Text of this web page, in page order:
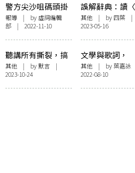
警方尖沙咀碼頭掛
禁奏樂告示 歌手
MC感無奈 笑言
「清唱好似得」
報導 | by 虛詞編輯
部 | 2022-11-10
誤解辭典：讀
派約會之必要〉
浮想聯翩
其他| by 四葉|
2023-05-16
聽講所有撕裂，搞
show可以補救——
淺談周國賢「我
們・今生・在」三
其他 | by 默言 |
2023-10-24
文學與歌詞，
「我」和「你」
愛情：〈老派約
之必要〉
其他| by 葉嘉
2022-08-10